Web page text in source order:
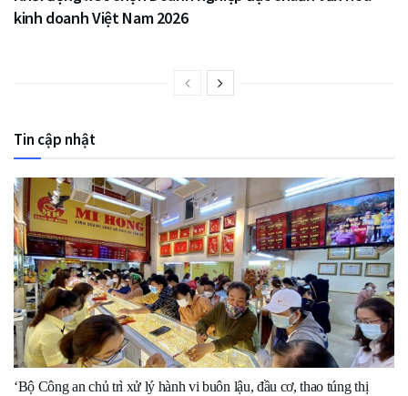
kinh doanh Việt Nam 2026
Tin cập nhật
‘Bộ Công an chủ trì xử lý hành vi buôn lậu, đầu cơ, thao túng thị